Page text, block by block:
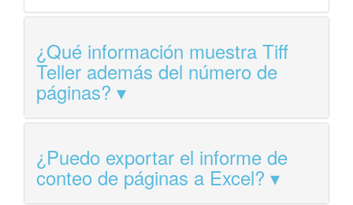
¿Qué información muestra Tiff
Teller además del número de
páginas?
¿Puedo exportar el informe de
conteo de páginas a Excel?